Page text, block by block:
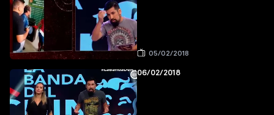
05/02/2018
06/02/2018